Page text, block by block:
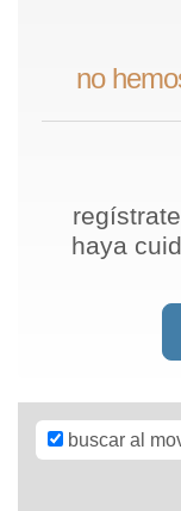
no
haya
buscar al